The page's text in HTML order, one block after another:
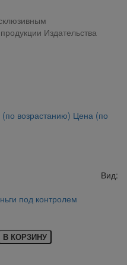
Издательства
(по возрастанию) Цена (по
Вид:
В КОРЗИНУ